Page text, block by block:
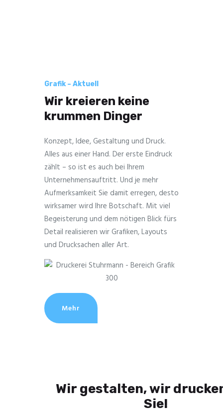
Grafik – Aktuell
Wir kreieren keine
krummen Dinger
Konzept, Idee, Gestaltung und Druck.
Alles aus einer Hand. Der erste Eindruck
zählt – so ist es auch bei Ihrem
Unternehmensauftritt. Und je mehr
Aufmerksamkeit Sie damit erregen, desto
wirksamer wird Ihre Botschaft. Mit viel
Begeisterung und dem nötigen Blick fürs
Detail realisieren wir Grafiken, Layouts
und Drucksachen aller Art.
Mehr
Wir gestalten, wir
Sie!